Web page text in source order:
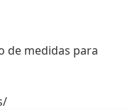
de medidas para